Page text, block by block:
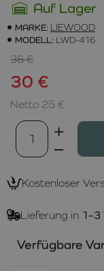
Auf Lager
MARKE: LIEWOOD
MODELL: LWD-416
30 €
36 €
Netto 25 €
Kostenloser
Lieferung in 1–3
Verfügbare